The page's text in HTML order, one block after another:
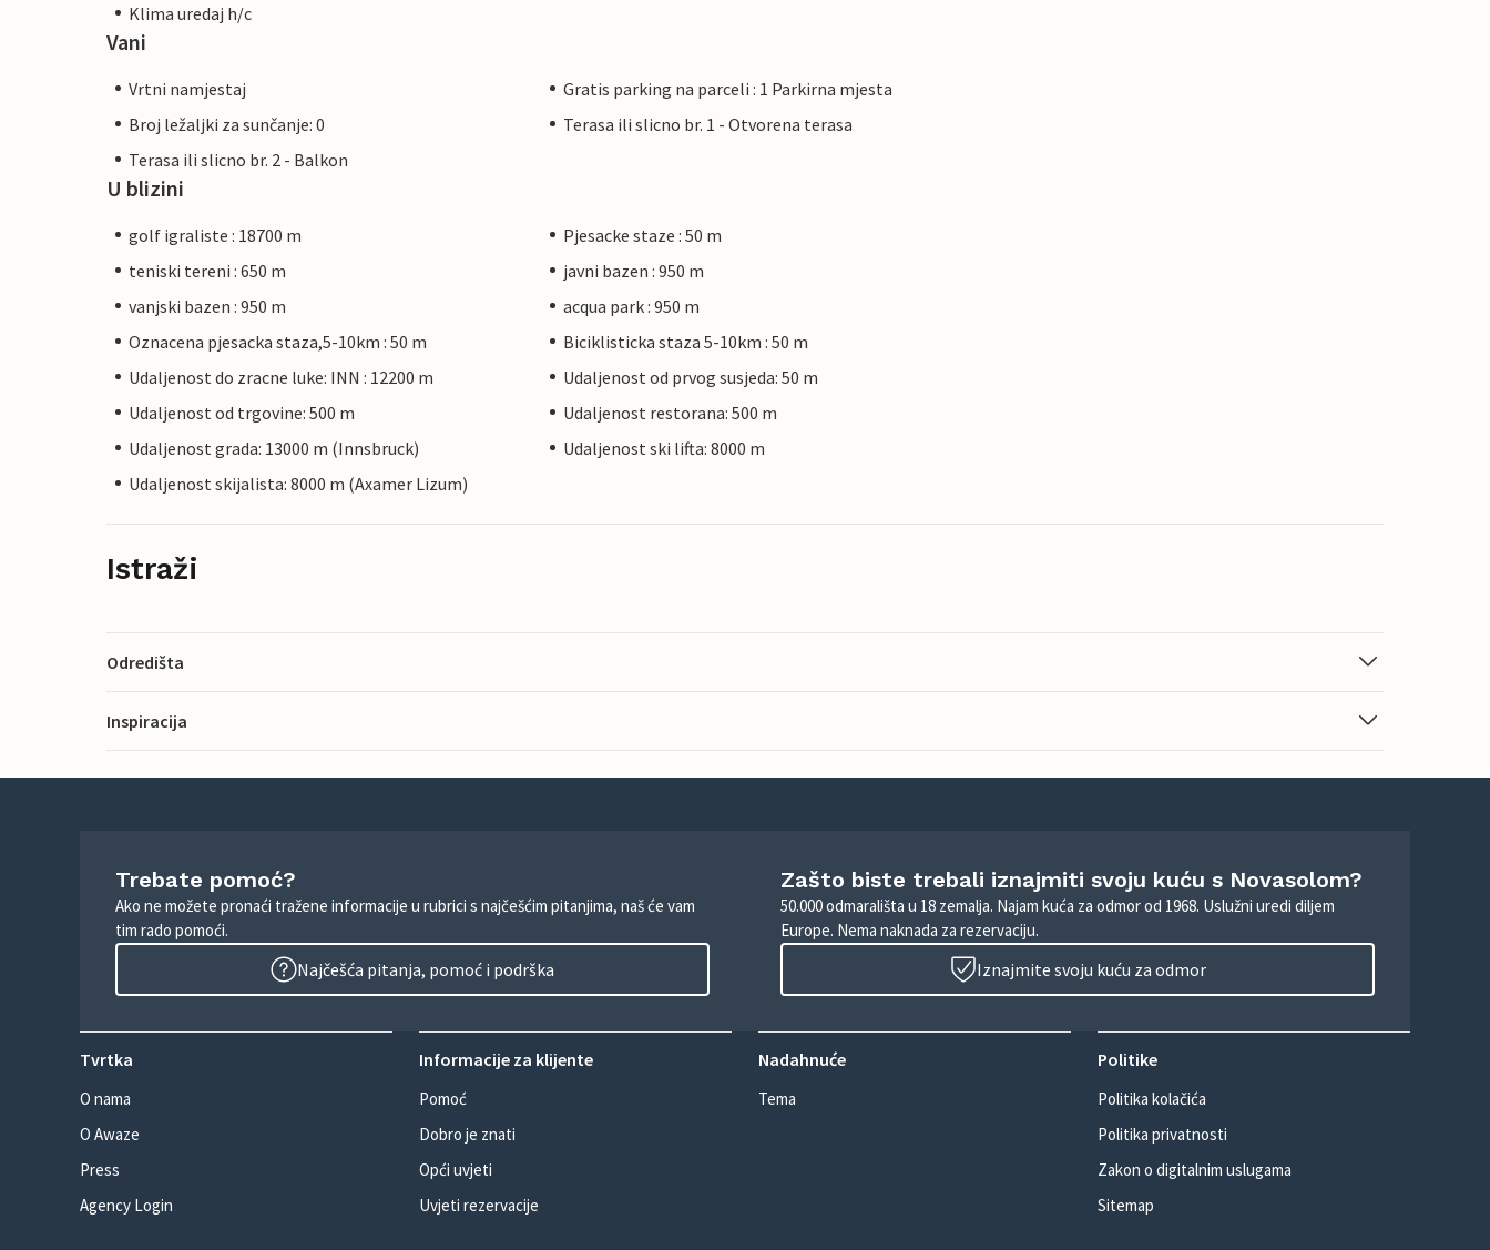
Klima uredaj h/c
Vani
Vrtni namjestaj
Gratis parking na parceli : 1 Parkirna mjesta
Broj ležaljki za sunčanje: 0
Terasa ili slicno br. 1 - Otvorena terasa
Terasa ili slicno br. 2 - Balkon
U blizini
golf igraliste : 18700 m
Pjesacke staze : 50 m
teniski tereni : 650 m
javni bazen : 950 m
vanjski bazen : 950 m
acqua park : 950 m
Oznacena pjesacka staza,5-10km : 50 m
Biciklisticka staza 5-10km : 50 m
Udaljenost do zracne luke: INN : 12200 m
Udaljenost od prvog susjeda: 50 m
Udaljenost od trgovine: 500 m
Udaljenost restorana: 500 m
Udaljenost grada: 13000 m (Innsbruck)
Udaljenost ski lifta: 8000 m
Udaljenost skijalista: 8000 m (Axamer Lizum)
Istraži
Odredišta
Inspiracija
Trebate pomoć?
Ako ne možete pronaći tražene informacije u rubrici s najčešćim pitanjima, naš će vam
tim rado pomoći.
Najčešća pitanja, pomoć i podrška
Zašto biste trebali iznajmiti svoju kuću s Novasolom?
50.000 odmarališta u 18 zemalja. Najam kuća za odmor od 1968. Uslužni uredi diljem
Europe. Nema naknada za rezervaciju.
Iznajmite svoju kuću za odmor
Tvrtka
O nama
O Awaze
Press
Agency Login
Informacije za klijente
Pomoć
Dobro je znati
Opći uvjeti
Uvjeti rezervacije
Nadahnuće
Tema
Politike
Politika kolačića
Politika privatnosti
Zakon o digitalnim uslugama
Sitemap